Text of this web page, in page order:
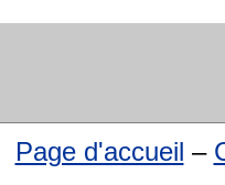
Page d'accueil –